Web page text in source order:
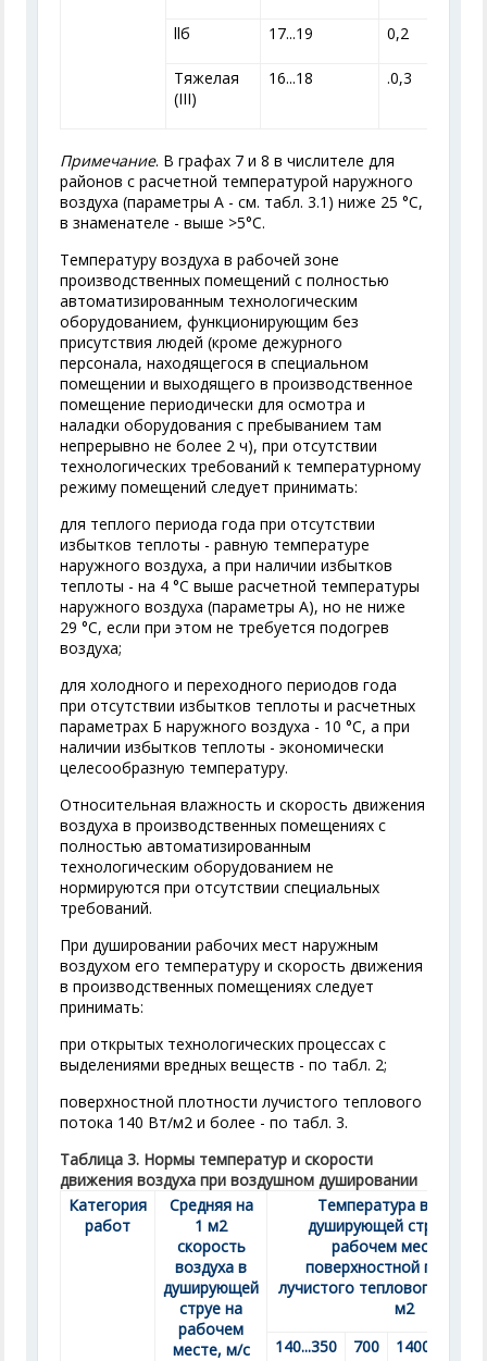
llб 17...19 0,2
Тяжелая
(III)
16...18 .0,3
Примечание. В графах 7 и 8 в числителе для
районов с расчетной температурой наружного
воздуха (параметры А - см. табл. 3.1) ниже 25 °С,
в знаменателе - выше >5°С.
Температуру воздуха в рабочей зоне
производственных помещений с полностью
автоматизированным технологическим
оборудованием, функционирующим без
присутствия людей (кроме дежурного
персонала, находящегося в специальном
помещении и выходящего в производственное
помещение периодически для осмотра и
наладки оборудования с пребыванием там
непрерывно не более 2 ч), при отсутствии
технологических требований к температурному
режиму помещений следует принимать:
для теплого периода года при отсутствии
избытков теплоты - равную температуре
наружного воздуха, а при наличии избытков
теплоты - на 4 °С выше расчетной температуры
наружного воздуха (параметры А), но не ниже
29 °С, если при этом не требуется подогрев
воздуха;
для холодного и переходного периодов года
при отсутствии избытков теплоты и расчетных
параметрах Б наружного воздуха - 10 °С, а при
наличии избытков теплоты - экономически
целесообразную температуру.
Относительная влажность и скорость движения
воздуха в производственных помещениях с
полностью автоматизированным
технологическим оборудованием не
нормируются при отсутствии специальных
требований.
При душировании рабочих мест наружным
воздухом его температуру и скорость движения
в производственных помещениях следует
принимать:
при открытых технологических процессах с
выделениями вредных веществ - по табл. 2;
поверхностной плотности лучистого теплового
потока 140 Вт/м2и более - по табл. 3.
Таблица 3. Нормы температур и скорости
движения воздуха при воздушном душировании
Категория
работ
Средняя на
1 м2
скорость
воздуха в
душирующей
струе на
рабочем
месте, м/с
Температура воздуха
душирующей струе, °С,
рабочем месте при
поверхностной
лучистого теплового
м2
140...350
700 1400